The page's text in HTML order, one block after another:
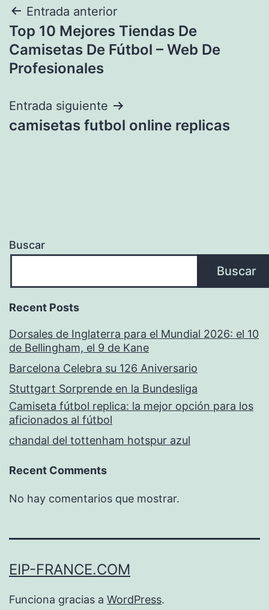
Navegación
de
entradas
Entrada anterior
Top 10 Mejores Tiendas De
Camisetas De Fútbol – Web De
Profesionales
Entrada siguiente
camisetas futbol online replicas
Buscar
Buscar
Recent Posts
Dorsales de Inglaterra para el Mundial 2026: el 10
de Bellingham, el 9 de Kane
Barcelona Celebra su 126 Aniversario
Stuttgart Sorprende en la Bundesliga
Camiseta fútbol replica: la mejor opción para los
aficionados al fútbol
chandal del tottenham hotspur azul
Recent Comments
No hay comentarios que mostrar.
EIP-FRANCE.COM
Funciona gracias a WordPress.